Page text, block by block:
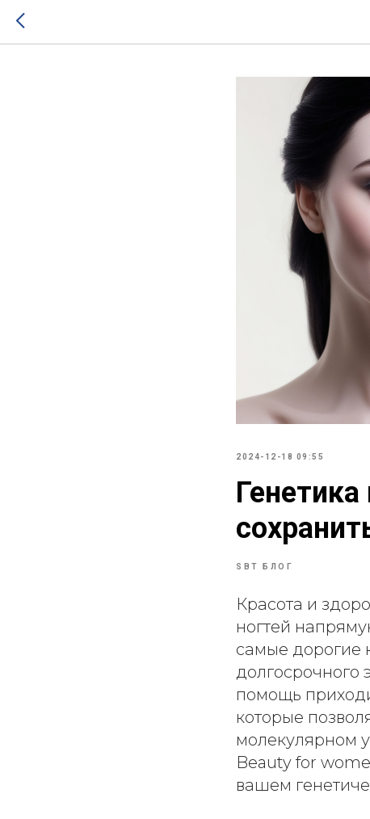
2024-12-18 09:55
SBT БЛОГ
Красота и
ногтей
самые дорогие
долгосрочного
помощь
которые
молекулярном
Beauty for
вашем